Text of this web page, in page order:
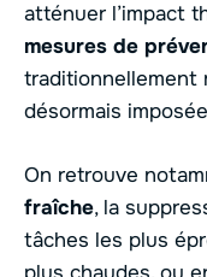
atténuer l’impact
mesures de
traditionnellement
désormais
On retrouve
fraîche, la
tâches les plus